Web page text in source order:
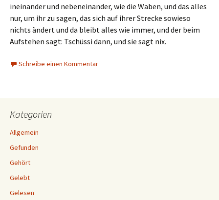
ineinander und nebeneinander, wie die Waben, und das alles
nur, um ihr zu sagen, das sich auf ihrer Strecke sowieso
nichts ändert und da bleibt alles wie immer, und der beim
Aufstehen sagt: Tschüssi dann, und sie sagt nix.
Schreibe einen Kommentar
Kategorien
Allgemein
Gefunden
Gehört
Gelebt
Gelesen